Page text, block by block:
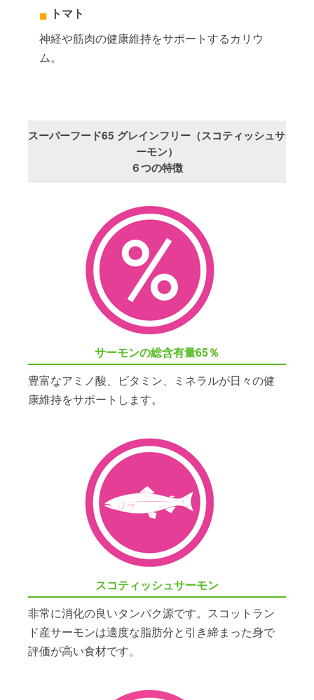
トマト
神経や筋肉の健康維持をサポートするカリウ
ム。
スーパーフード65 グレインフリー（スコティッシュサ
ーモン）
６つの特徴
サーモンの総含有量65％
豊富なアミノ酸、ビタミン、ミネラルが日々の健
康維持をサポートします。
スコティッシュサーモン
非常に消化の良いタンパク源です。スコットラン
ド産サーモンは適度な脂肪分と引き締まった身で
評価が高い食材です。